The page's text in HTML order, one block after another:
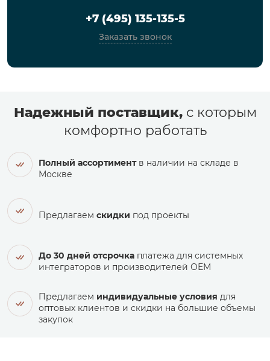
+7 (495) 135-135-5
Заказать звонок
Надежный поставщик,с которым
комфортно работать
Полный ассортиментв наличии на складе в
Москве
Предлагаем скидки под проекты
До 30 дней отсрочка платежа для системных
интеграторов и производителей ОЕМ
Предлагаем индивидуальные условия для
оптовых клиентов и скидки на большие объемы
закупок